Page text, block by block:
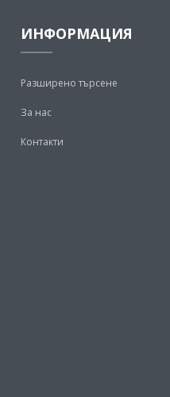
ИНФОРМАЦИЯ
Разширено търсене
За нас
Контакти